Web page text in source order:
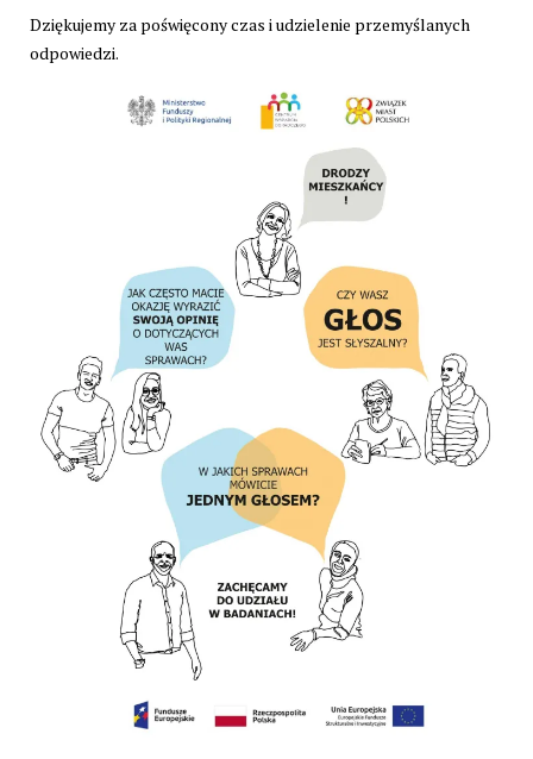
Dziękujemy za poświęcony czas i udzielenie przemyślanych
odpowiedzi.